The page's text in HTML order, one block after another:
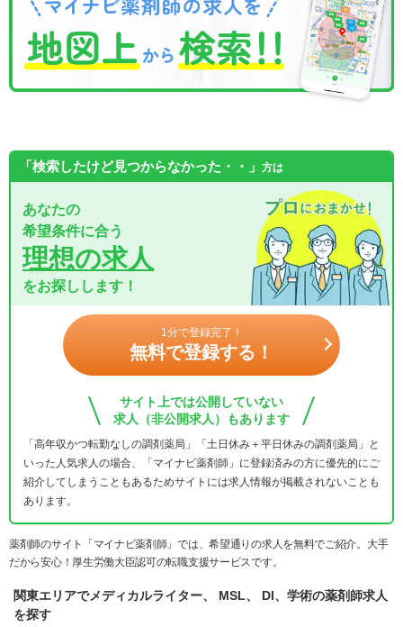
「検索したけど見つからなかった・・」 方は
あなたの
希望条件に合う
理想の求人
をお探しします！
1分で登録完了！
無料で登録する！
サイト上では公開していない
求人（非公開求人）もあります
「高年収かつ転勤なしの調剤薬局」「土日休み＋平日休みの調剤薬局」と
いった人気求人の場合、「マイナビ薬剤師」に登録済みの方に優先的にご
紹介してしまうこともあるためサイトには求人情報が掲載されないことも
あります。
薬剤師のサイト「マイナビ薬剤師」では、希望通りの求人を無料でご紹介。大手
だから安心！厚生労働大臣認可の転職支援サービスです。
関東エリアでメディカルライター、 MSL、 DI、学術の薬剤師求人
を探す